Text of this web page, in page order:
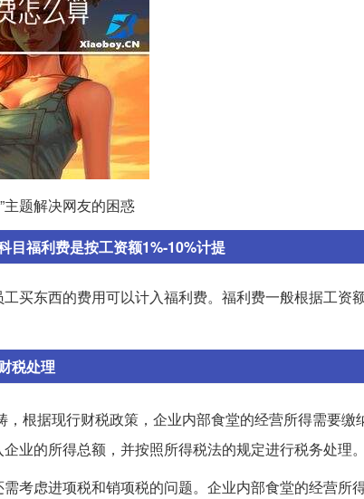
主题解决网友的困惑
目福利费是按工资额1%-10%计提
买东西的费用可以计入福利费。福利费一般根据工资
税处理
，根据现行财税政策，企业内部食堂的经营所得需要缴
业的所得总额，并按照所得税法的规定进行税务处理。
考虑进项税和销项税的问题。企业内部食堂的经营所